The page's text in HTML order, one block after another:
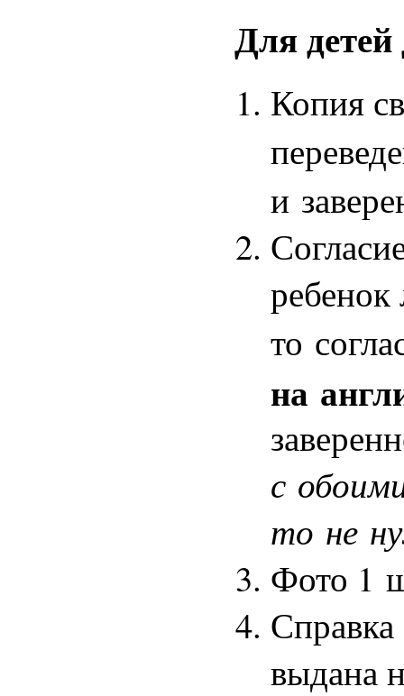
Для
Копия
и
ребенок
то
на
с
то не
Фото 1
выдана